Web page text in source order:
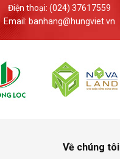
Điện thoại: 0912.848.969
Email: hungviet.kd@hungviet.vn
Về chúng tôi